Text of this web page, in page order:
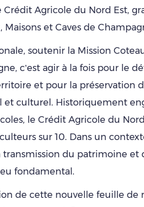
Agricole du Nord Est,
Maisons et Caves de
soutenir la Mission
c’est agir à la fois pour le
et pour la préservation
culturel. Historiquement
le Crédit Agricole du
sur 10. Dans un
du patrimoine et
fondamental.
de cette nouvelle feuille de